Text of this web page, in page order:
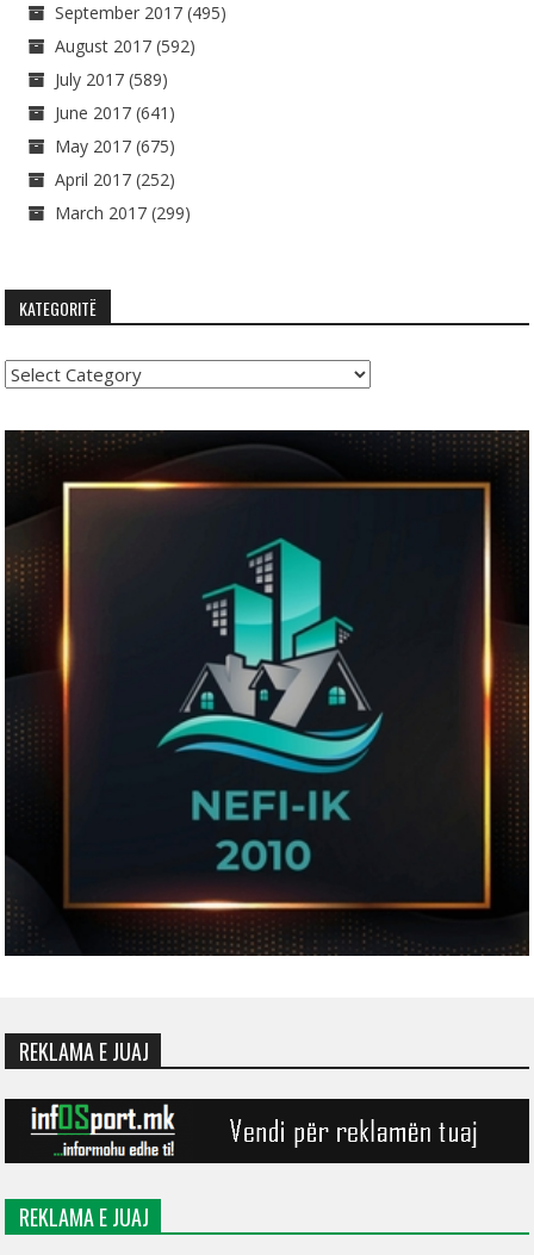
September 2017 (495)
August 2017 (592)
July 2017 (589)
June 2017 (641)
May 2017 (675)
April 2017 (252)
March 2017 (299)
KATEGORITË
Kategoritë
REKLAMA E JUAJ
REKLAMA E JUAJ